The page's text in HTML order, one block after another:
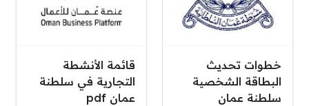
خطوات تحديث
البطاقة الشخصية
سلطنة عمان
قائمة الأنشطة
التجارية في سلطنة
عمان pdf